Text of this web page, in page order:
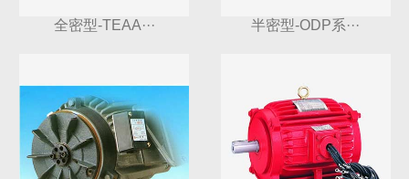
全密型-TEAA··· 半密型-ODP系···